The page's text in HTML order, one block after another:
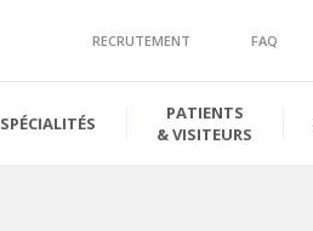
RECRUTEMENT FAQ
SPÉCIALITÉS
PATIENTS
& VISITEURS